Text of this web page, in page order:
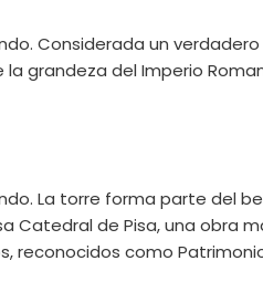
Considerada un
grandeza del Imperio
La torre forma parte del
Catedral de Pisa, una obra
reconocidos como